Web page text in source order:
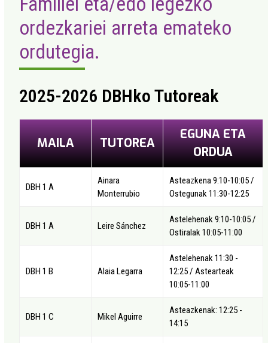
ordezkariei arreta emateko
ordutegia.
2025-2026 DBHko Tutoreak
MAILA TUTOREA
EGUNA ETA
ORDUA
DBH 1 A
Ainara
Monterrubio
Asteazkena 9:10-10:05 /
Ostegunak 11:30-12:25
DBH 1 A Leire Sánchez
Astelehenak 9:10-10:05 /
Ostiralak 10:05-11:00
DBH 1 B Alaia Legarra
Astelehenak 11:30 -
12:25 / Astearteak
10:05-11:00
DBH 1 C Mikel Aguirre
Asteazkenak: 12:25 -
14:15